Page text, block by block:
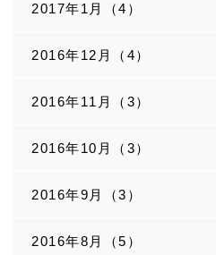
2017年1月（4）
2016年12月（4）
2016年11月（3）
2016年10月（3）
2016年9月（3）
2016年8月（5）